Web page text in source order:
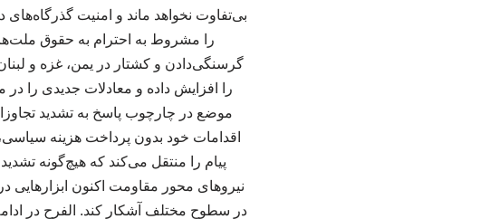
بی‌تفاوت نخواهد ماند و امنیت گذرگاه‌های
را مشروط به احترام به حقوق ملت‌ها
گرسنگی‌دادن و کشتار در یمن، غزه و
را افزایش داده و معادلات جدیدی را
موضع در چارچوب پاسخ به تشدید
اقدامات خود بدون پرداخت هزینه
پیام را منتقل می‌کند که هیچ‌گونه
نیروهای محور مقاومت اکنون ابزارهایی
در سطوح مختلف آشکار کند. الفرح در